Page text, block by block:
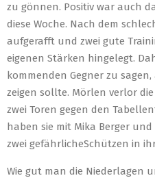
zu gönnen. Positiv war auch
diese Woche. Nach dem
aufgerafft und zwei gute
eigenen Stärken hingelegt.
kommenden Gegner zu
zeigen sollte. Mörlen verlor
zwei Toren gegen den
haben sie mit Mika Berger
zwei gefährlicheSchützen in
Wie gut man die Niederlagen